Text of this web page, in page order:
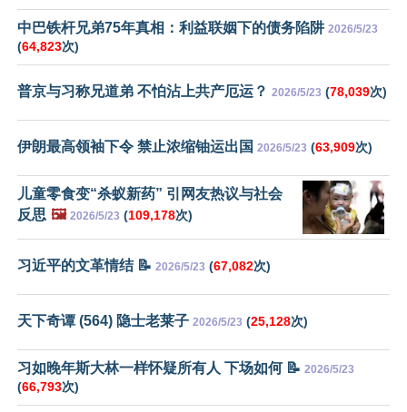
中巴铁杆兄弟75年真相：利益联姻下的债务陷阱 2026/5/23
(64,823次)
普京与习称兄道弟 不怕沾上共产厄运？ 2026/5/23 (78,039次)
伊朗最高领袖下令 禁止浓缩铀运出国 2026/5/23 (63,909次)
儿童零食变“杀蚁新药” 引网友热议与社会
反思 🖼️ 2026/5/23 (109,178次)
习近平的文革情结 📝 2026/5/23 (67,082次)
天下奇谭 (564) 隐士老莱子 2026/5/23 (25,128次)
习如晚年斯大林一样怀疑所有人 下场如何 📝 2026/5/23
(66,793次)